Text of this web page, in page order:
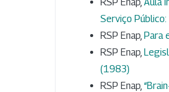
Serviço
RSP Enap, Para
RSP Enap,
(1983)
RSP Enap,